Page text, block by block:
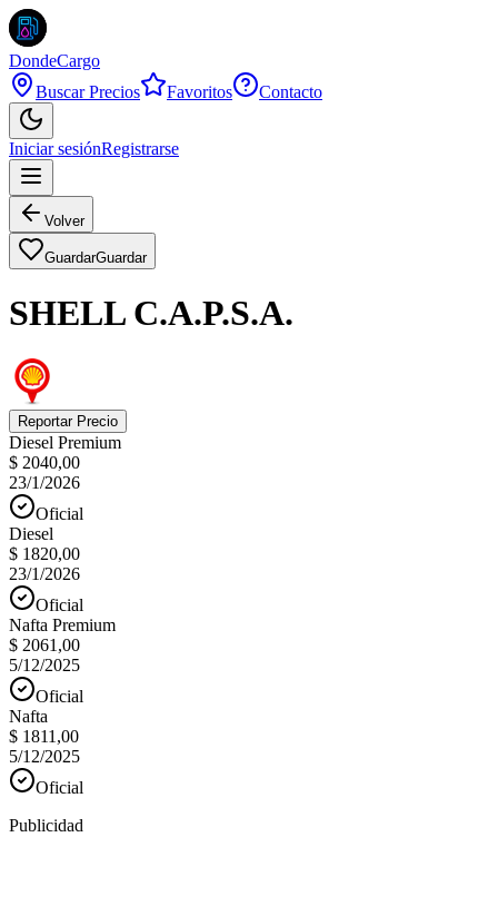
DondeCargo
Buscar Precios
Favoritos Contacto
Iniciar sesiónRegistrarse
Volver
GuardarGuardar
SHELL C.A.P.S.A.
Reportar Precio
Diesel Premium
$ 2040,00
23/1/2026
Oficial
Diesel
$ 1820,00
23/1/2026
Oficial
Nafta Premium
$ 2061,00
5/12/2025
Oficial
Nafta
$ 1811,00
5/12/2025
Oficial
Publicidad